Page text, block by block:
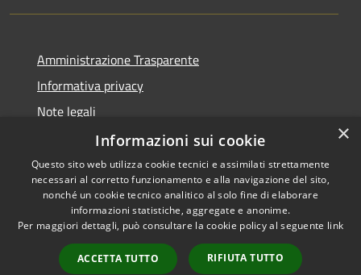
Amministrazione Trasparente
Informativa privacy
Note legali
Dichiarazione di accessibilità
RSS
Accessibility
Copyright © 2026 • Town of •
Municipium
Admin access
×
Informazioni sui cookie
Questo sito web utilizza cookie tecnici e assimilati strettamente
necessari al corretto funzionamento e alla navigazione del sito,
nonché un cookie tecnico analitico al solo fine di elaborare
informazioni statistiche, aggregate e anonime.
Per maggiori dettagli, può consultare la cookie policy al seguente link
ACCETTA TUTTO RIFIUTA TUTTO